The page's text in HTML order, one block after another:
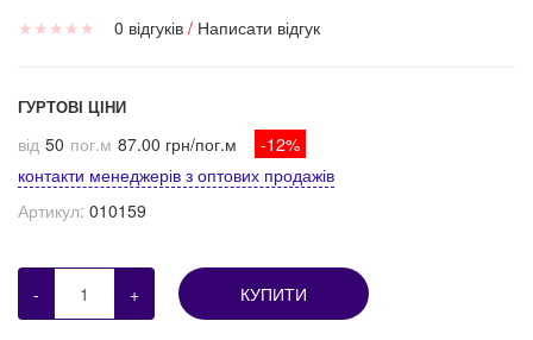
★ ★ ★ ★ ★ 0 відгуків / Написати відгук
ГУРТОВІ ЦІНИ
від 50 пог.м 87.00 грн/пог.м
-12%
контакти менеджерів з оптових продажів
Артикул: 010159
- + КУПИТИ